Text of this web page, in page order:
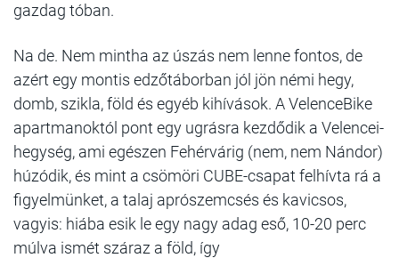
gazdag tóban.
Na de. Nem mintha az úszás nem lenne fontos, de
azért egy montis edzőtáborban jól jön némi hegy,
domb, szikla, föld és egyéb kihívások. A VelenceBike
apartmanoktól pont egy ugrásra kezdődik a Velencei-
hegység, ami egészen Fehérvárig (nem, nem Nándor)
húzódik, és mint a csömöri CUBE-csapat felhívta rá a
figyelmünket, a talaj aprószemcsés és kavicsos,
vagyis: hiába esik le egy nagy adag eső, 10-20 perc
múlva ismét száraz a föld, így